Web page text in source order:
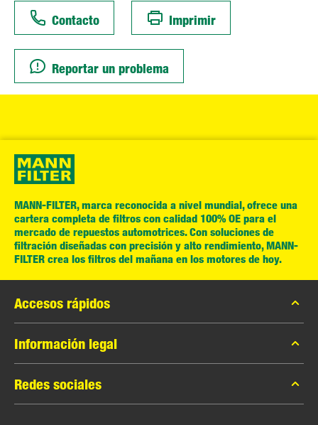
Contacto Imprimir
Reportar un problema
MANN-FILTER, marca reconocida a nivel mundial, ofrece una
cartera completa de filtros con calidad 100% OE para el
mercado de repuestos automotrices. Con soluciones de
filtración diseñadas con precisión y alto rendimiento, MANN-
FILTER crea los filtros del mañana en los motores de hoy.
Accesos rápidos
Catálogo MANN-FILTER
Contacto
Información legal
Privacidad de datos
Aviso legal
Redes sociales